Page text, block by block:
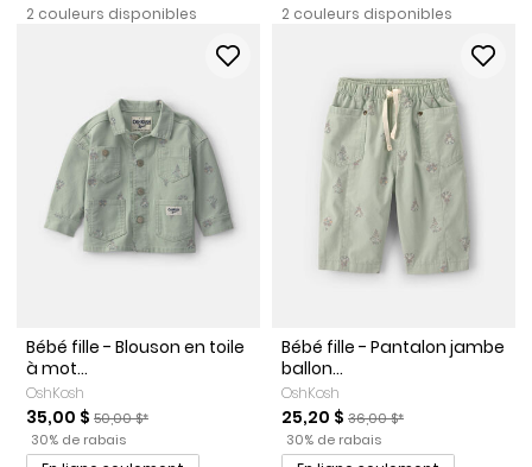
2 couleurs disponibles
2 couleurs disponibles
Bébé fille - Blouson en toile
à mot...
OshKosh
Prix de solde
35,00 $ Prix ​​de détail suggéré par le fabricant
50,00 $*
Pourcentage de rabais
30% de rabais
Bébé fille - Pantalon jambe
ballon...
OshKosh
Prix de solde
25,20 $ Prix ​​de détail suggéré par
36,00 $*
Pourcentage de rabais
30% de rabais